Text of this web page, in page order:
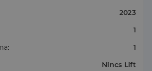
lakásonként kb. 450 m2-t.
2023
1
1
Nincs Lift